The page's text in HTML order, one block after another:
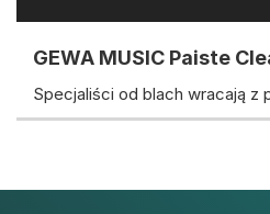
GEWA MUSIC Paiste
Specjaliści od blach wracają z